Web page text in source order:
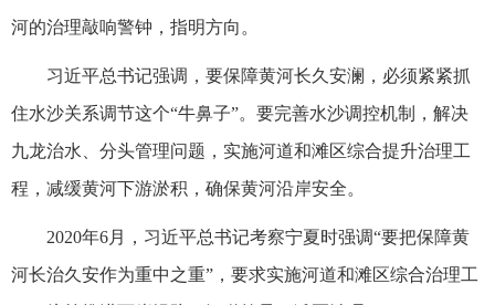
河的治理敲响警钟，指明方向。
习近平总书记强调，要保障黄河长久安澜，必须紧紧抓
住水沙关系调节这个“牛鼻子”。要完善水沙调控机制，解决
九龙治水、分头管理问题，实施河道和滩区综合提升治理工
程，减缓黄河下游淤积，确保黄河沿岸安全。
2020年6月，习近平总书记考察宁夏时强调“要把保障黄
河长治久安作为重中之重”，要求实施河道和滩区综合治理工